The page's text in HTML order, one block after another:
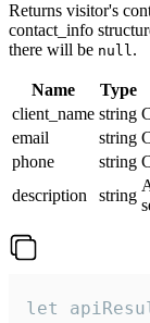
Returns visitor's
contact_info
there will be null.
Name Type
client_name string
email
string
phone
string
description
string
let